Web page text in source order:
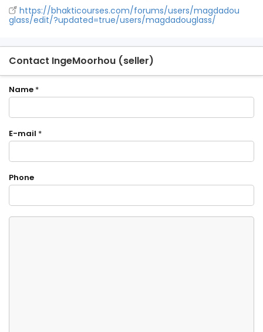
https://bhakticourses.com/forums/users/magdadou
glass/edit/?updated=true/users/magdadouglass/
Contact IngeMoorhou (seller)
Name *
E-mail *
Phone